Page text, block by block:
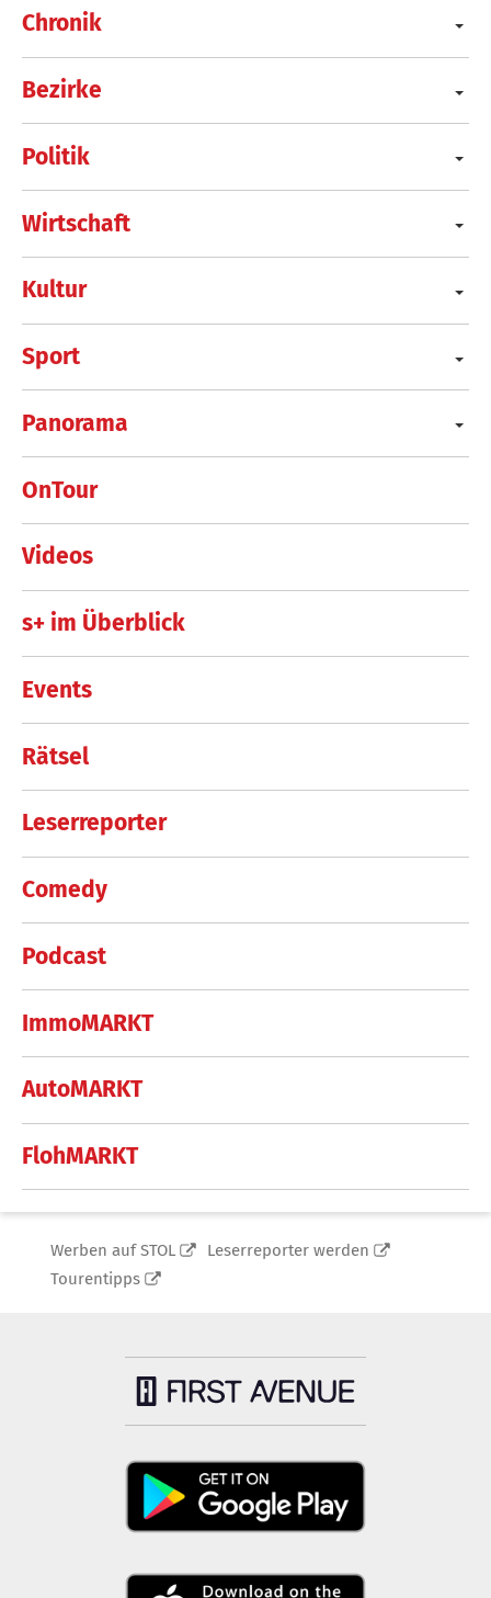
Chronik
Bezirke
Politik
Wirtschaft
Kultur
Sport
Panorama
OnTour
Videos
s+ im Überblick
Events
Rätsel
Leserreporter
Comedy
Podcast
ImmoMARKT
AutoMARKT
FlohMARKT
Werben auf STOL
Leserreporter werden
Tourentipps